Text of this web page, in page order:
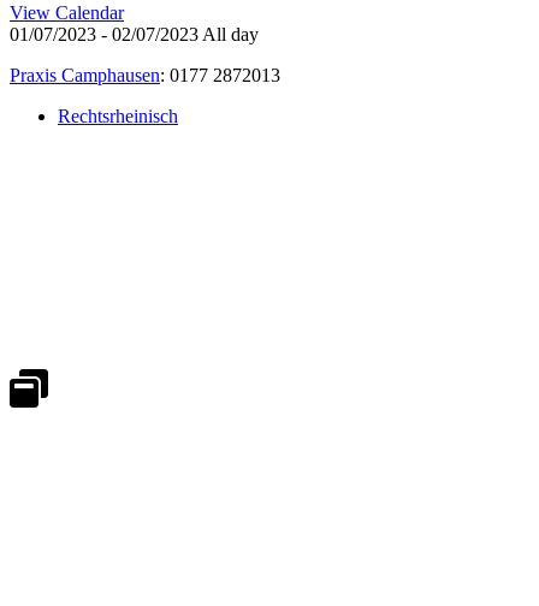
View Calendar
01/07/2023 - 02/07/2023 All day
Praxis Camphausen: 0177 2872013
Rechtsrheinisch